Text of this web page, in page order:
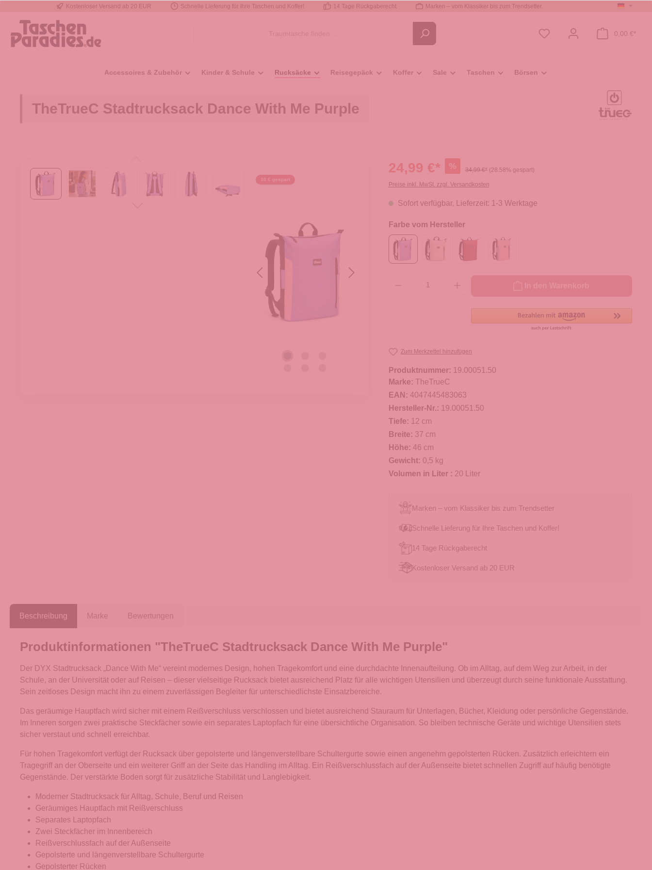
Zur Hauptnavigation springen
Kostenloser Versand ab 20 EUR Schnelle Lieferung für Ihre Taschen und Koffer! 14 Tage Rückgaberecht Marken – vom Klassiker bis zum Trendsetter
0,00 €*
Accessoires & Zubehör Kinder & Schule Rucksäcke Reisegepäck Koffer Sale Taschen Börsen
TheTrueC Stadtrucksack Dance With Me Purple
10 € gespart
24,99 €* % 34,99 €* (28.58% gespart)
Preise inkl. MwSt. zzgl. Versandkosten
Sofort verfügbar, Lieferzeit: 1-3 Werktage
Farbe vom Hersteller
Zum Merkzettel hinzufügen
Produktnummer: 19.00051.50
Marke: TheTrueC
EAN: 4047445483063
Hersteller-Nr.: 19.00051.50
Tiefe: 12 cm
Breite: 37 cm
Höhe: 46 cm
Gewicht: 0,5 kg
Volumen in Liter : 20 Liter
Marken – vom Klassiker bis zum Trendsetter
Schnelle Lieferung für Ihre Taschen und Koffer!
14 Tage Rückgaberecht
Kostenloser Versand ab 20 EUR
Beschreibung Marke Bewertungen
Produktinformationen "TheTrueC Stadtrucksack Dance With Me Purple"
Der DYX Stadtrucksack „Dance With Me“ vereint modernes Design, hohen Tragekomfort und eine durchdachte Innenaufteilung. Ob im Alltag, auf dem Weg zur Arbeit, in der
Schule, an der Universität oder auf Reisen – dieser vielseitige Rucksack bietet ausreichend Platz für alle wichtigen Utensilien und überzeugt durch seine funktionale Ausstattung.
Sein zeitloses Design macht ihn zu einem zuverlässigen Begleiter für unterschiedlichste Einsatzbereiche.
Das geräumige Hauptfach wird sicher mit einem Reißverschluss verschlossen und bietet ausreichend Stauraum für Unterlagen, Bücher, Kleidung oder persönliche Gegenstände.
Im Inneren sorgen zwei praktische Steckfächer sowie ein separates Laptopfach für eine übersichtliche Organisation. So bleiben technische Geräte und wichtige Utensilien stets
sicher verstaut und schnell erreichbar.
Für hohen Tragekomfort verfügt der Rucksack über gepolsterte und längenverstellbare Schultergurte sowie einen angenehm gepolsterten Rücken. Zusätzlich erleichtern ein
Tragegriff an der Oberseite und ein weiterer Griff an der Seite das Handling im Alltag. Ein Reißverschlussfach auf der Außenseite bietet schnellen Zugriff auf häufig benötigte
Gegenstände. Der verstärkte Boden sorgt für zusätzliche Stabilität und Langlebigkeit.
Moderner Stadtrucksack für Alltag, Schule, Beruf und Reisen
Geräumiges Hauptfach mit Reißverschluss
Separates Laptopfach
Zwei Steckfächer im Innenbereich
Reißverschlussfach auf der Außenseite
Gepolsterte und längenverstellbare Schultergurte
Gepolsterter Rücken